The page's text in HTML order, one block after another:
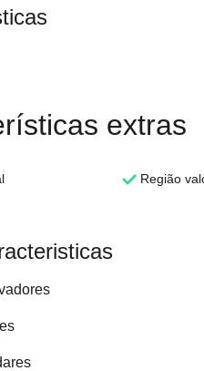
extras
Região